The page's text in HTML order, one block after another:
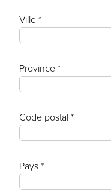
Ville *
Province *
Code postal *
Pays *